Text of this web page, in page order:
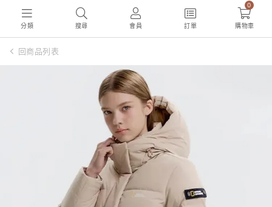
分類 搜尋 會員 訂單
0
購物車
回商品列表